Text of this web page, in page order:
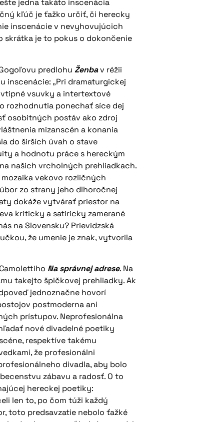
jedna takáto inscenácia
kľúč je ťažko určiť, či herecky
inscenácie v nevyhovujúcich
skrátka je to pokus o dokončenie
predlohuŽenbav réžii
inscenácie: „Pri dramaturgickej
vsuvky a intertextové
rozhodnutia ponechať síce dej
osobitných postáv ako zdroj
mizanscén a konania
do širších úvah o stave
a hodnotu práce s hereckým
našich vrcholných prehliadkach.
vekovo rozličných
zo strany jeho dlhoročnej
dokáže vytvárať priestor na
kriticky a satiricky zamerané
na Slovensku? Prievidzská
že umenie je znak, vytvorila
Na správnej adrese. Na
takejto špičkovej prehliadky. Ak
jednoznačne hovorí
postmoderna ani
prístupov. Neprofesionálna
nové divadelné poetiky
respektíve takému
že profesionálni
divadla, aby bolo
zábavu a radosť. O to
hereckej poetiky:
len to, po čom túži každý
toto predsavzatie nebolo ťažké